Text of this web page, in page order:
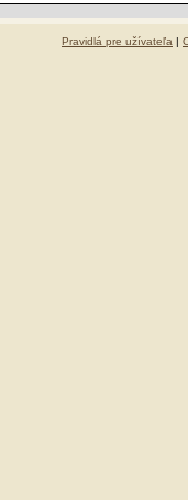
Pravidlá pre užívateľa |